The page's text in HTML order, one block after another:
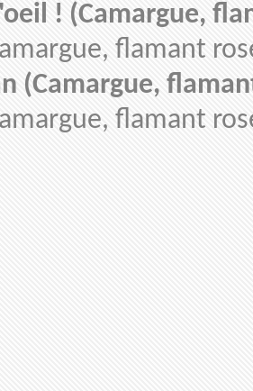
! (Camargue,
flamant
(Camargue,
flamant